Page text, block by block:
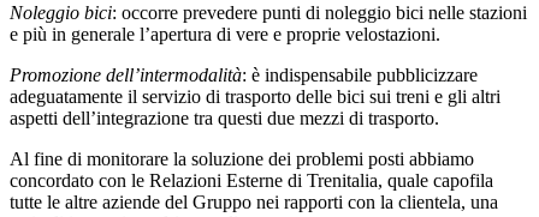
Noleggio bici: occorre prevedere punti di noleggio bici nelle stazioni
e più in generale l’apertura di vere e proprie velostazioni.
Promozione dell’intermodalità: è indispensabile pubblicizzare
adeguatamente il servizio di trasporto delle bici sui treni e gli altri
aspetti dell’integrazione tra questi due mezzi di trasporto.
Al fine di monitorare la soluzione dei problemi posti abbiamo
concordato con le Relazioni Esterne di Trenitalia, quale capofila
tutte le altre aziende del Gruppo nei rapporti con la clientela, una